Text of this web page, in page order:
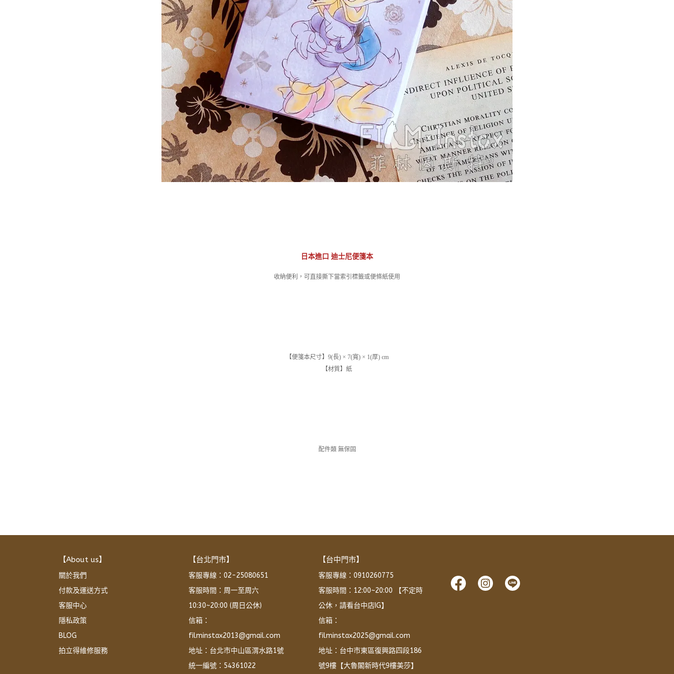
日本進口 迪士尼便箋本
收納便利，可直接撕下當索引標籤或便條紙使用
【便箋本尺寸】9(長) × 7(寬) × 1(厚) cm
【材質】紙
配件類 無保固
【About us】
關於我們
付款及運送方式
客服中心
隱私政策
BLOG
拍立得維修服務
【台北門市】
客服專線：02-25080651
客服時間：周一至周六
10:30~20:00 (周日公休)
信箱：
filminstax2013@gmail.com
地址：台北市中山區渭水路1號
統一編號：54361022
【台中門市】
客服專線：0910260775
客服時間：12:00~20:00 【不定時
公休，請看台中店IG】
信箱：
filminstax2025@gmail.com
地址：台中市東區復興路四段186
號9樓【大魯閣新時代9樓美莎】